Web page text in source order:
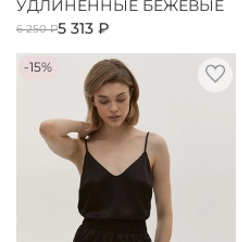
УДЛИНЕННЫЕ БЕЖЕВЫЕ
6 250 ₽5 313 ₽
-15%